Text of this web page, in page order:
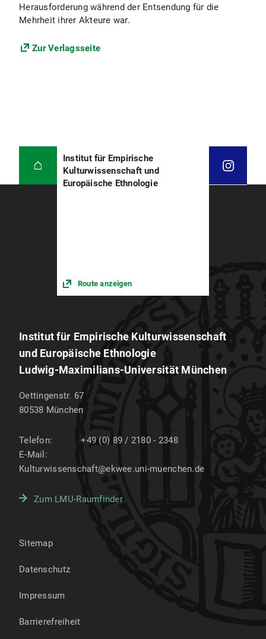
Herausforderung während der Entsendung für die
Mehrheit ihrer Akteure war.
Zur Verlagsseite
Institut für Empirische
Kulturwissenschaft und
Europäische Ethnologie
Route anzeigen
Institut für Empirische Kulturwissenschaft
und Europäische Ethnologie
Ludwig-Maximilians-Universität München
Oettingenstr. 67
80538 München
Telefon:
+49 (0) 89 / 2180 - 2348
E-Mail:
Kulturwissenschaft@ekwee.uni-muenchen.de
Zum LMU-Raumfinder
Sitemap
Datenschutz
Impressum
Barrierefreiheit